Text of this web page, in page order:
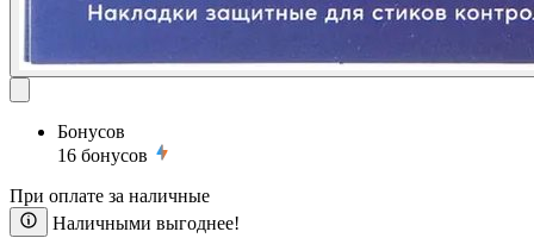
Бонусов
16 бонусов
При оплате за наличные
Наличными выгоднее!